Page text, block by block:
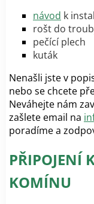
návod k
rošt do
pečící plech
kuták
Nenašli jste v
nebo se chcete
Neváhejte nám
zašlete email na
poradíme a
PŘIPOJENÍ
KOMÍNU